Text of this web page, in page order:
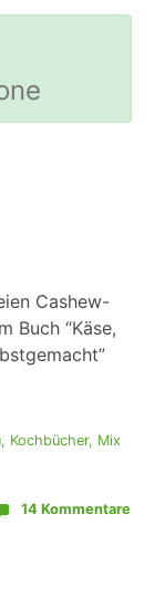
Cashew-
Buch “Käse,
, Kochbücher, Mix
14 Kommentare